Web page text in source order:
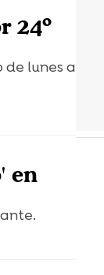
24º
de lunes a
en